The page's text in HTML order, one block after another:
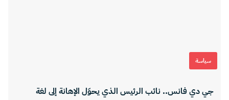
سياسة
جي دي فانس.. نائب الرئيس الذي يحوّل الإهانة إلى لغة